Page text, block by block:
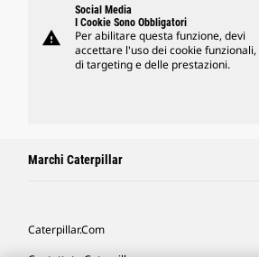
warning
Social Media
I Cookie Sono Obbligatori
Per abilitare questa funzione, devi
accettare l'uso dei cookie funzionali,
di targeting e delle prestazioni.
Marchi Caterpillar
Caterpillar.com